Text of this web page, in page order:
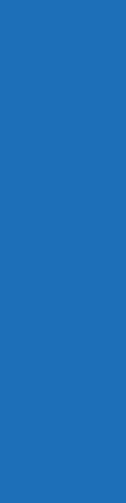
sevilen
eğitici
aldığı
bakkallar,
toptan
yüksek